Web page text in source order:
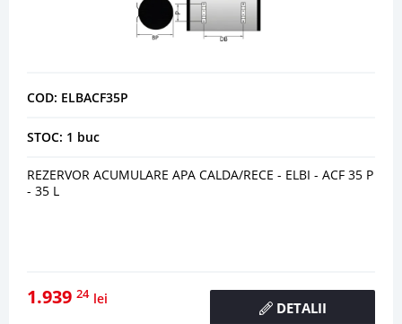
COD: ELBACF35P
STOC: 1 buc
REZERVOR ACUMULARE APA CALDA/RECE - ELBI - ACF 35 P
- 35 L
1.939 24 lei
DETALII